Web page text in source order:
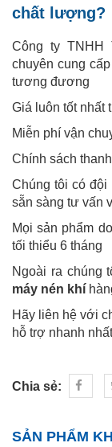
chất lượng?
Công ty TNHH
chuyên cung
tương đương
Giá luôn tốt nhất
Miễn phí vận
Chính sách
Chúng tôi có đội
sẵn sàng tư vấn
Mọi sản phẩm
tối thiểu 6 tháng
Ngoài ra chúng
máy nén khí
Hãy liên hệ với
hỗ trợ nhanh
Chia sẻ:
SẢN PHẨM